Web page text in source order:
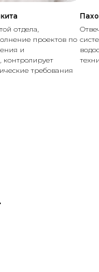
отдела,
проектов по
и
контролирует
требования